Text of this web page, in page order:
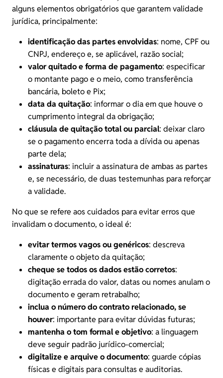
alguns elementos obrigatórios que garantem validade
jurídica, principalmente:
identificação das partes envolvidas: nome, CPF ou
CNPJ, endereço e, se aplicável, razão social;
valor quitado eforma de pagamento: especificar
o montante pago e o meio, como transferência
bancária, boleto e Pix;
data da quitação: informar o dia em que houve o
cumprimento integral da obrigação;
cláusula de quitação total ou parcial: deixar claro
se o pagamento encerra toda a dívida ou apenas
parte dela;
assinaturas: incluir a assinatura de ambas as partes
e, se necessário, de duas testemunhas para reforçar
a validade.
No que se refere aos cuidados para evitar erros que
invalidam o documento, o ideal é:
evitar termos vagos ou genéricos: descreva
claramente o objeto da quitação;
cheque se todos os dados estão corretos:
digitação errada do valor, datas ou nomes anulam o
documento e geram retrabalho;
inclua o número do contrato relacionado, se
houver: importante para evitar dúvidas futuras;
mantenha o tom formal e objetivo: a linguagem
deve seguir padrão jurídico-comercial;
digitalize e arquive o documento: guarde cópias
físicas e digitais para consultas e auditorias.